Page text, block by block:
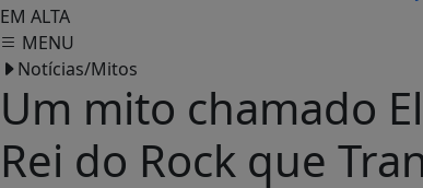
EM ALTA
MENU
Notícias/Mitos
Um mito chamado
Rei do Rock que